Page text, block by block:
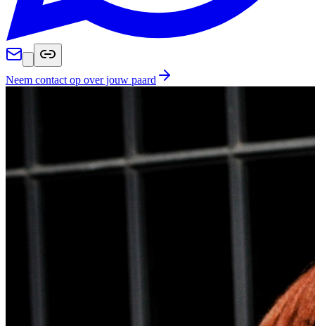
Neem contact op over jouw paard